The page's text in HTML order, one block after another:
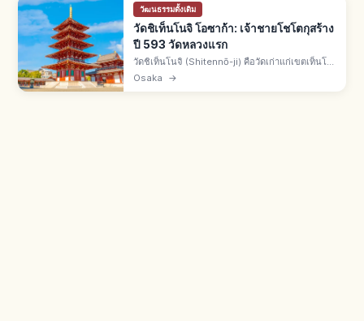
วัฒนธรรมดั้งเดิม
วัดชิเท็นโนจิ โอซาก้า: เจ้าชายโชโตกุสร้าง
ปี 593 วัดหลวงแรก
วัดชิเท็นโนจิ (Shitennō-ji) คือวัดเก่าแก่เขตเท็นโน
จิ โอซาก้า สร้างโดยเจ้าชายโชโตกุปี 593 วัดหลวง
Osaka →